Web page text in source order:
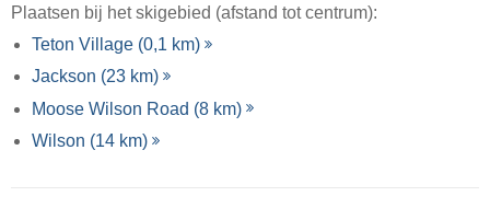
Plaatsen bij het skigebied (afstand tot centrum):
Teton Village (0,1 km)
Jackson (23 km)
Moose Wilson Road (8 km)
Wilson (14 km)